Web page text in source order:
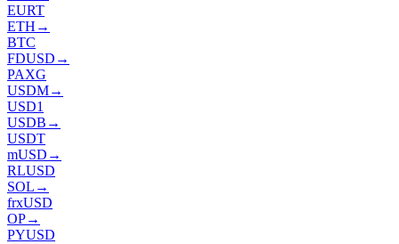
EURT
ETH →
BTC
FDUSD →
PAXG
USDM→
USD1
USDB →
USDT
mUSD →
RLUSD
SOL →
frxUSD
OP→
PYUSD